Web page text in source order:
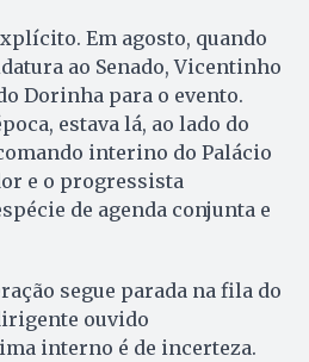
Em agosto, quando
ao Senado, Vicentinho
Dorinha para o evento.
estava lá, ao lado do
interino do Palácio
e o progressista
de agenda conjunta e
segue parada na fila do
ouvido
interno é de incerteza.